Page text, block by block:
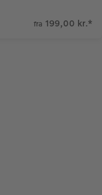
fra 199,00 kr.*